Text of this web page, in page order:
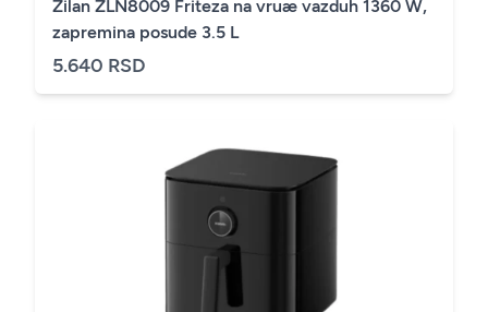
Zilan ZLN8009 Friteza na vruæ vazduh 1360 W,
zapremina posude 3.5 L
5.640 RSD